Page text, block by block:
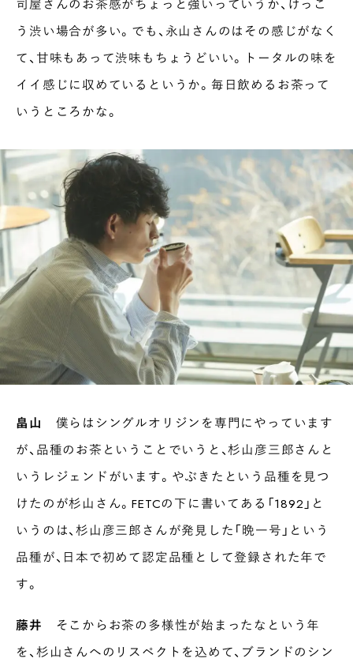
う渋い場合が多い。でも、永山さんのはその感じがなく
て、甘味もあって渋味もちょうどいい。トータルの味を
イイ感じに収めているというか。毎日飲めるお茶って
いうところかな。
畠山
僕らはシングルオリジンを専門にやっています
が、品種のお茶ということでいうと、杉山彦三郎さんと
いうレジェンドがいます。やぶきたという品種を見つ
けたのが杉山さん。FETCの下に書いてある「1892」と
いうのは、杉山彦三郎さんが発見した「晩一号」という
品種が、日本で初めて認定品種として登録された年で
す。
藤井 そこからお茶の多様性が始まったなという年
を、杉山さんへのリスペクトを込めて、ブランドのシン